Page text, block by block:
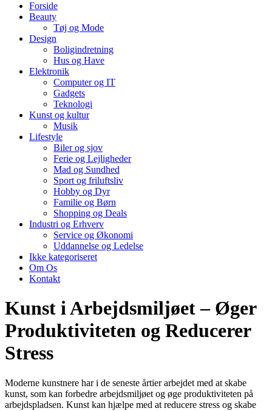
Forside
Beauty
Tøj og Mode
Design
Boligindretning
Hus og Have
Elektronik
Computer og IT
Gadgets
Teknologi
Kunst og kultur
Musik
Lifestyle
Biler og sjov
Ferie og Lejligheder
Mad og Sundhed
Sport og friluftsliv
Hobby og Dyr
Familie og Børn
Shopping og Deals
Industri og Erhverv
Service og Økonomi
Uddannelse og Ledelse
Ikke kategoriseret
Om Os
Kontakt
Kunst i Arbejdsmiljøet – Øger
Produktiviteten og Reducerer
Stress
Moderne kunstnere har i de seneste årtier arbejdet med at skabe
kunst, som kan forbedre arbejdsmiljøet og øge produktiviteten på
arbejdspladsen. Kunst kan hjælpe med at reducere stress og skabe